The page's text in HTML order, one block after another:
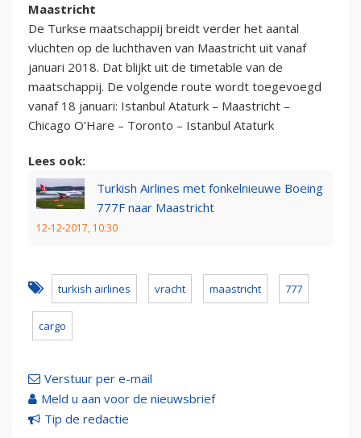
Maastricht
De Turkse maatschappij breidt verder het aantal
vluchten op de luchthaven van Maastricht uit vanaf
januari 2018. Dat blijkt uit de timetable van de
maatschappij. De volgende route wordt toegevoegd
vanaf 18 januari: Istanbul Ataturk – Maastricht –
Chicago O’Hare – Toronto – Istanbul Ataturk
Lees ook:
Turkish Airlines met fonkelnieuwe Boeing
777F naar Maastricht
12-12-2017, 10:30
turkish airlines vracht maastricht 777
cargo
Verstuur per e-mail
Meld u aan voor de nieuwsbrief
Tip de redactie